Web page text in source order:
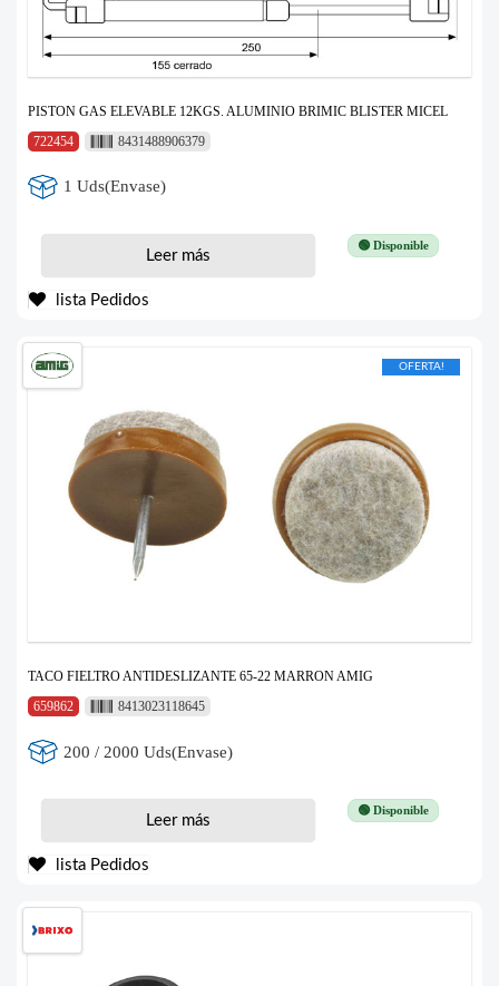
PISTON GAS ELEVABLE 12KGS. ALUMINIO BRIMIC BLISTER MICEL
722454
8431488906379
1 Uds(Envase)
🟢 Disponible
Leer más
lista Pedidos
OFERTA!
TACO FIELTRO ANTIDESLIZANTE 65-22 MARRON AMIG
659862
8413023118645
200 / 2000 Uds(Envase)
🟢 Disponible
Leer más
lista Pedidos